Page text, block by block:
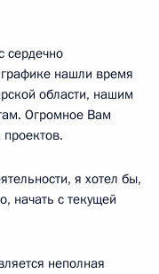
сердечно
нашли время
области, нашим
Огромное Вам
я хотел бы,
начать с текущей
неполная